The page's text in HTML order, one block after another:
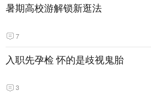
暑期高校游解锁新逛法
7
入职先孕检 怀的是歧视鬼胎
3